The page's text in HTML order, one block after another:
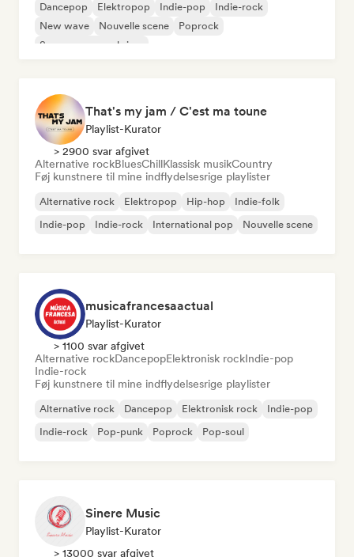
Dancepop Elektropop Indie-pop
Indie-rock
New wave
Nouvelle scene
Poprock
Sanger og sangskriver
That's my jam / C'est ma toune
Playlist-Kurator
> 2900 svar afgivet
Alternative rockBluesChillKlassisk musikCountry
Føj kunstnere til mine indflydelsesrige playlister
Alternative rock Elektropop Hip-hop
Indie-folk
Indie-pop
Indie-rock International pop Nouvelle scene
musicafrancesaactual
Playlist-Kurator
> 1100 svar afgivet
Alternative rockDancepopElektronisk rockIndie-pop
Indie-rock
Føj kunstnere til mine indflydelsesrige playlister
Alternative rock Dancepop Elektronisk rock
Indie-pop
Indie-rock
Pop-punk Poprock Pop-soul
Sinere Music
Playlist-Kurator
> 13000 svar afgivet